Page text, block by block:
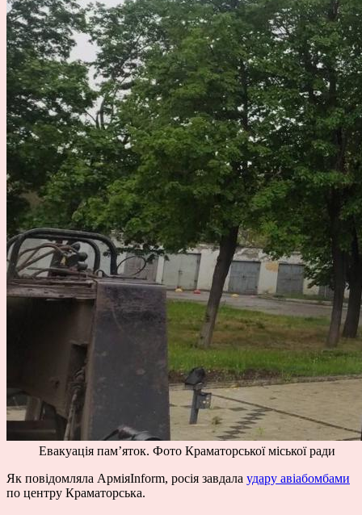
Евакуація пам’яток. Фото Краматорської міської ради
Як повідомляла АрміяInform, росія завдала удару авіабомбами
по центру Краматорська.